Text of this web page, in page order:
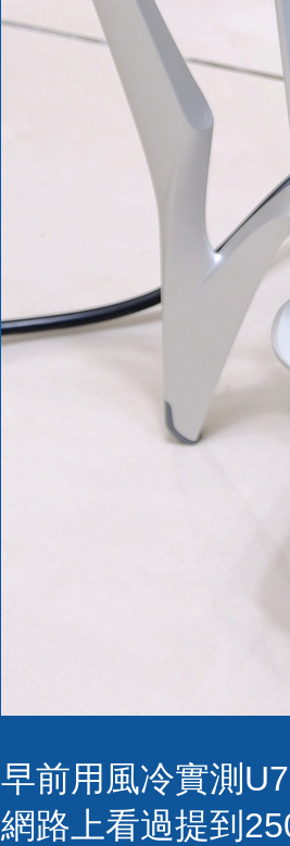
早前用風冷實測
網路上看過提到